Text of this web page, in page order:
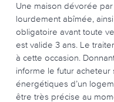
Une maison dévorée
lourdement abîmée,
obligatoire avant toute
est valide 3 ans. Le
à cette occasion.
informe le futur acheteur
énergétiques d’un
être très précise au